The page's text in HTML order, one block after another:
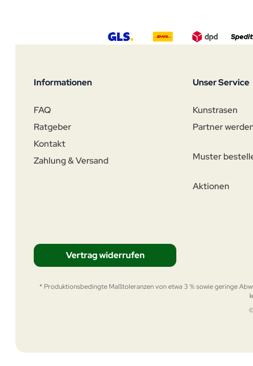
Informationen
FAQ
Ratgeber
Kontakt
Zahlung & Versand
Unser Service
Kunstrasen
Partner
Muster
Aktionen
Vertrag widerrufen
* Produktionsbedingte Maßtoleranzen von etwa 3 % sowie geringe